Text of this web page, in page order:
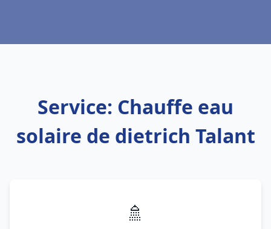
Service: Chauffe eau
solaire de dietrich Talant
🚿